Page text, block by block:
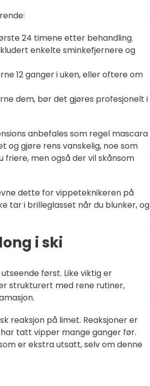
24 timene etter behandling.
enkelte sminkefjernere og
12 ganger i uken, eller oftere om
dem, bør det gjøres profesjonelt i
anbefales som regel mascara
og gjøre rens vanskelig, noe som
men også der vil skånsom
dette for vippeteknikeren på
tar i brilleglasset når du blunker, og
i ski
først. Like viktig er
strukturert med rene rutiner,
reaksjon på limet. Reaksjoner er
tatt vipper mange ganger før.
er ekstra utsatt, selv om denne